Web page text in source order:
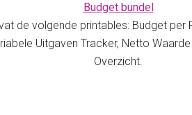
Budget bundel
de volgende printables: Budget per
Uitgaven Tracker, Netto
Overzicht.